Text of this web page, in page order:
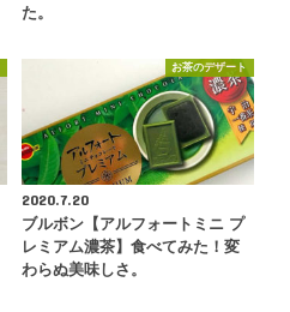
た。
お茶のデザート
2020.7.20
ブルボン【アルフォートミニ プ
レミアム濃茶】食べてみた！変
わらぬ美味しさ。